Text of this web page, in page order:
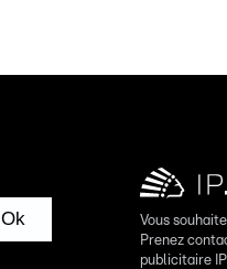
Ok
Vous
Prenez
publicitaire